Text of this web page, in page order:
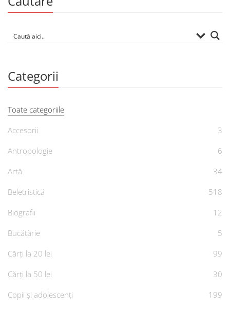
Categorii
Toate categoriile
Accesorii
3
Antropologie
6
Artă
34
Beletristică
518
Biografii
12
Bucătărie
5
Cărți la 20 lei
99
Cărți la 50 lei
30
Copii și adolescenți
199